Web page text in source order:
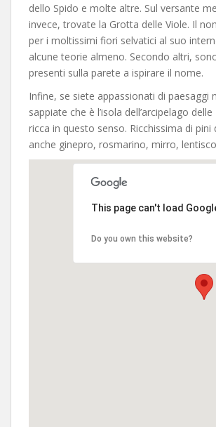
dello Spido e molte altre. Sul versante
invece, trovate la Grotta delle Viole. Il
per i moltissimi fiori selvatici al suo
alcune teorie almeno. Secondo altri,
presenti sulla parete a ispirare il nome.
Infine, se siete appassionati di paesaggi
sappiate che è l’isola dell’arcipelago
ricca in questo senso. Ricchissima di pini
anche ginepro, rosmarino, mirro,
This page can't load
Do you own this website?